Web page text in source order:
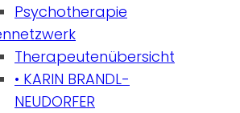
Psychotherapie
Therapeutenübersicht
• KARIN BRANDL-
NEUDORFER